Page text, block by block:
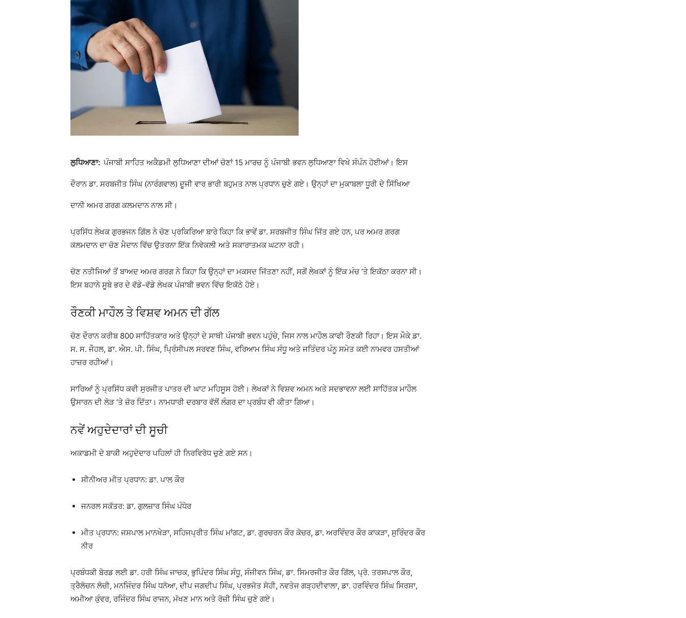
ਲੁਧਿਆਣਾ: ਪੰਜਾਬੀ ਸਾਹਿਤ ਅਕੈਡਮੀ ਲੁਧਿਆਣਾਦੀਆਂ ਚੋਣਾਂ 15 ਮਾਰਚ ਨੂੰ ਪੰਜਾਬੀ ਭਵਨ ਲੁਧਿਆਣਾਵਿਖੇ ਸੰਪੰਨ ਹੋਈਆਂ। ਇਸ
ਦੌਰਾਨ ਡਾ. ਸਰਬਜੀਤ ਸਿੰਘ (ਨਾਰੰਗਵਾਲ) ਦੂਜੀ ਵਾਰ ਭਾਰੀ ਬਹੁਮਤ ਨਾਲ ਪ੍ਰਧਾਨ ਚੁਣੇ ਗਏ। ਉਨ੍ਹਾਂ ਦਾ ਮੁਕਾਬਲਾ ਧੂਰੀ ਦੇ ਸਿੱਖਿਆ
ਦਾਨੀ ਅਮਰ ਗਰਗ ਕਲਮਦਾਨ ਨਾਲ ਸੀ।
ਪ੍ਰਸਿੱਧ ਲੇਖਕਗੁਰਭਜਨ ਗਿੱਲਨੇ ਚੋਣ ਪ੍ਰਕਿਰਿਆ ਬਾਰੇ ਕਿਹਾ ਕਿ ਭਾਵੇਂ ਡਾ. ਸਰਬਜੀਤ ਸਿੰਘ ਜਿੱਤ ਗਏ ਹਨ, ਪਰ ਅਮਰ ਗਰਗ
ਕਲਮਦਾਨ ਦਾ ਚੋਣ ਮੈਦਾਨ ਵਿੱਚ ਉਤਰਨਾ ਇੱਕ ਨਿਵੇਕਲੀ ਅਤੇ ਸਕਾਰਾਤਮਕ ਘਟਨਾ ਰਹੀ।
ਚੋਣ ਨਤੀਜਿਆਂ ਤੋਂ ਬਾਅਦ ਅਮਰ ਗਰਗ ਨੇ ਕਿਹਾ ਕਿ ਉਨ੍ਹਾਂ ਦਾ ਮਕਸਦ ਜਿੱਤਣਾ ਨਹੀਂ, ਸਗੋਂ ਲੇਖਕਾਂ ਨੂੰ ਇੱਕ ਮੰਚ ’ਤੇ ਇਕੱਠਾ ਕਰਨਾ ਸੀ।
ਇਸ ਬਹਾਨੇ ਸੂਬੇ ਭਰ ਦੇ ਵੱਡੇ-ਵੱਡੇ ਲੇਖਕ ਪੰਜਾਬੀ ਭਵਨ ਵਿੱਚ ਇਕੱਠੇ ਹੋਏ।
ਰੌਣਕੀ ਮਾਹੌਲ ਤੇ ਵਿਸ਼ਵ ਅਮਨ ਦੀ ਗੱਲ
ਚੋਣ ਦੌਰਾਨ ਕਰੀਬ 800 ਸਾਹਿੱਤਕਾਰ ਅਤੇ ਉਨ੍ਹਾਂ ਦੇ ਸਾਥੀ ਪੰਜਾਬੀ ਭਵਨ ਪਹੁੰਚੇ, ਜਿਸ ਨਾਲ ਮਾਹੌਲ ਕਾਫੀ ਰੌਣਕੀ ਰਿਹਾ। ਇਸ ਮੌਕੇ ਡਾ.
ਸ. ਸ. ਜੌਹਲ, ਡਾ. ਐਸ. ਪੀ. ਸਿੰਘ, ਪ੍ਰਿੰਸੀਪਲ ਸਰਵਣ ਸਿੰਘ, ਵਰਿਆਮ ਸਿੰਘ ਸੰਧੂ ਅਤੇ ਜਤਿੰਦਰ ਪੰਨੂ ਸਮੇਤ ਕਈ ਨਾਮਵਰ ਹਸਤੀਆਂ
ਹਾਜ਼ਰ ਰਹੀਆਂ।
ਸਾਰਿਆਂ ਨੂੰ ਪ੍ਰਸਿੱਧ ਕਵੀ ਸੁਰਜੀਤ ਪਾਤਰਦੀ ਘਾਟ ਮਹਿਸੂਸ ਹੋਈ। ਲੇਖਕਾਂ ਨੇ ਵਿਸ਼ਵ ਅਮਨ ਅਤੇ ਸਦਭਾਵਨਾ ਲਈ ਸਾਹਿੱਤਕ ਮਾਹੌਲ
ਉਸਾਰਨ ਦੀ ਲੋੜ ’ਤੇ ਜ਼ੋਰ ਦਿੱਤਾ। ਨਾਮਧਾਰੀ ਦਰਬਾਰ ਵੱਲੋਂ ਲੰਗਰ ਦਾ ਪ੍ਰਬੰਧ ਵੀ ਕੀਤਾ ਗਿਆ।
ਨਵੇਂ ਅਹੁਦੇਦਾਰਾਂ ਦੀ ਸੂਚੀ
ਅਕਾਡਮੀ ਦੇ ਬਾਕੀ ਅਹੁਦੇਦਾਰ ਪਹਿਲਾਂ ਹੀ ਨਿਰਵਿਰੋਧ ਚੁਣੇ ਗਏ ਸਨ।
ਸੀਨੀਅਰ ਮੀਤ ਪ੍ਰਧਾਨ: ਡਾ. ਪਾਲ ਕੌਰ
ਜਨਰਲ ਸਕੱਤਰ: ਡਾ. ਗੁਲਜ਼ਾਰ ਸਿੰਘ ਪੰਧੇਰ
ਮੀਤ ਪ੍ਰਧਾਨ: ਜਸਪਾਲ ਮਾਨਖੇੜਾ, ਸਹਿਜਪ੍ਰੀਤ ਸਿੰਘ ਮਾਂਗਟ, ਡਾ. ਗੁਰਚਰਨ ਕੌਰ ਕੋਚਰ, ਡਾ. ਅਰਵਿੰਦਰ ਕੌਰ ਕਾਕੜਾ, ਸੁਰਿੰਦਰ ਕੌਰ
ਨੀਰ
ਪ੍ਰਬੰਧਕੀ ਬੋਰਡ ਲਈ ਡਾ. ਹਰੀ ਸਿੰਘ ਜਾਚਕ, ਭੁਪਿੰਦਰ ਸਿੰਘ ਸੰਧੂ, ਸੰਜੀਵਨ ਸਿੰਘ, ਡਾ. ਸਿਮਰਜੀਤ ਕੌਰ ਗਿੱਲ, ਪ੍ਰੋ. ਤਰਸਪਾਲ ਕੌਰ,
ਤ੍ਰੈਲੋਚਨ ਲੋਚੀ, ਮਨਜਿੰਦਰ ਸਿੰਘ ਧਨੋਆ, ਦੀਪ ਜਗਦੀਪ ਸਿੰਘ, ਪ੍ਰਭਜੋਤ ਸੋਹੀ, ਨਵਤੇਜ ਗੜ੍ਹਦੀਵਾਲਾ, ਡਾ. ਹਰਵਿੰਦਰ ਸਿੰਘ ਸਿਰਸਾ,
ਅਮੀਆ ਕੁੰਵਰ, ਰਜਿੰਦਰ ਸਿੰਘ ਰਾਜਨ, ਮੱਖਣ ਮਾਨ ਅਤੇ ਰੋਜ਼ੀ ਸਿੰਘ ਚੁਣੇ ਗਏ।